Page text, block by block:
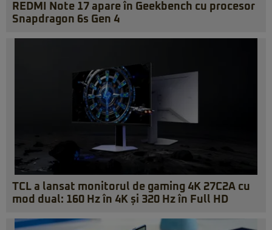
REDMI Note 17 apare în Geekbench cu procesor
Snapdragon 6s Gen 4
TCL a lansat monitorul de gaming 4K 27C2A cu
mod dual: 160 Hz în 4K și 320 Hz în Full HD